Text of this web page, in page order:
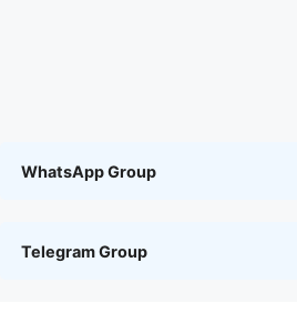
WhatsApp Group
Telegram Group